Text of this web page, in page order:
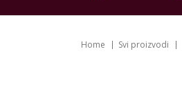
Home Svi proizvodi